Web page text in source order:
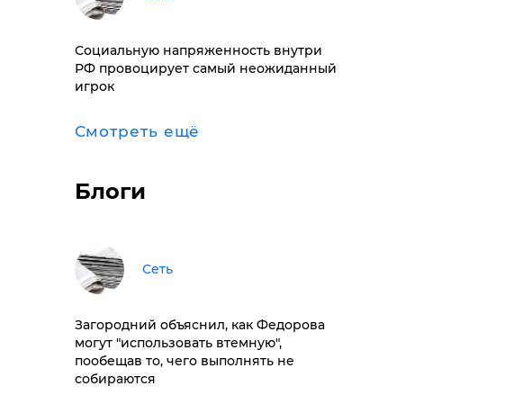
Социальную напряженность внутри
РФ провоцирует самый неожиданный
игрок
Смотреть ещё
Блоги
Сеть
Загородний объяснил, как Федорова
могут "использовать втемную",
пообещав то, чего выполнять не
собираются